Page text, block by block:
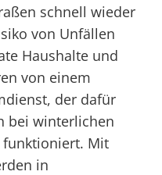
schnell wieder
von Unfällen
Haushalte und
von einem
der dafür
bei winterlichen
funktioniert. Mit
in